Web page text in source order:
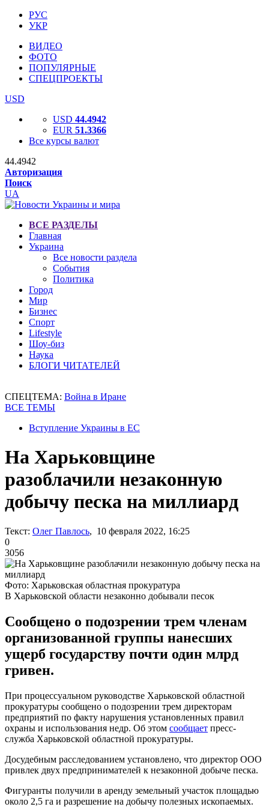
РУС
УКР
ВИДЕО
ФОТО
ПОПУЛЯРНЫЕ
СПЕЦПРОЕКТЫ
USD
USD 44.4942
EUR 51.3366
Все курсы валют
44.4942
Авторизация
Поиск
UA
ВСЕ РАЗДЕЛЫ
Главная
Украина
Все новости раздела
События
Политика
Город
Мир
Бизнес
Спорт
Lifestyle
Шоу-биз
Наука
БЛОГИ ЧИТАТЕЛЕЙ
СПЕЦТЕМА: Война в Иране
ВСЕ ТЕМЫ
Вступление Украины в ЕС
На Харьковщине
разоблачили незаконную
добычу песка на миллиард
Текст: Олег Павлось, 10 февраля 2022, 16:25
0
3056
Фото: Харьковская областная прокуратура
В Харьковской области незаконно добывали песок
Сообщено о подозрении трем членам
организованной группы нанесших
ущерб государству почти один млрд
гривен.
При процессуальном руководстве Харьковской областной
прокуратуры сообщено о подозрении трем директорам
предприятий по факту нарушения установленных правил
охраны и использования недр. Об этом сообщает пресс-
служба Харьковской областной прокуратуры.
Досудебным расследованием установлено, что директор ООО
привлек двух предпринимателей к незаконной добыче песка.
Фигуранты получили в аренду земельный участок площадью
около 2,5 га и разрешение на добычу полезных ископаемых.